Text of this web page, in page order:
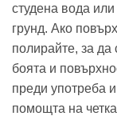
студена вода
грунд. Ако
полирайте, за
боята и
преди употреба
помощта на